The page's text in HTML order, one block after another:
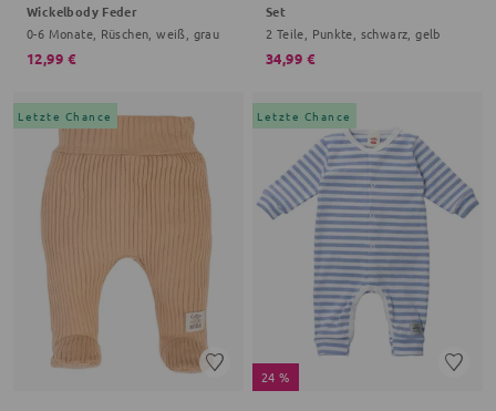
Wickelbody Feder
0-6 Monate, Rüschen, weiß, grau
12,99 €
Set
2 Teile, Punkte, schwarz, gelb
34,99 €
Letzte Chance Letzte Chance
24 %